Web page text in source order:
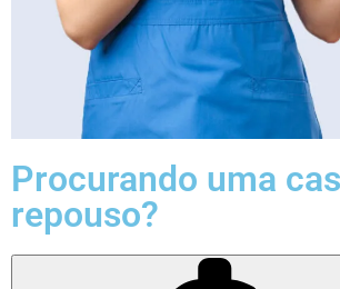
Procurando uma
repouso?